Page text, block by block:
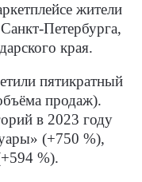
жители
Петербурга,
края.
пятикратный
продаж).
в 2023 году
(+750 %),
%).